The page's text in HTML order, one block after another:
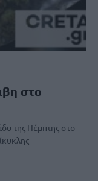
στο
της Πέμπτης στο